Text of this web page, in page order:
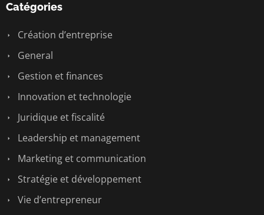
Catégories
Création d’entreprise
General
Gestion et finances
Innovation et technologie
Juridique et fiscalité
Leadership et management
Marketing et communication
Stratégie et développement
Vie d’entrepreneur